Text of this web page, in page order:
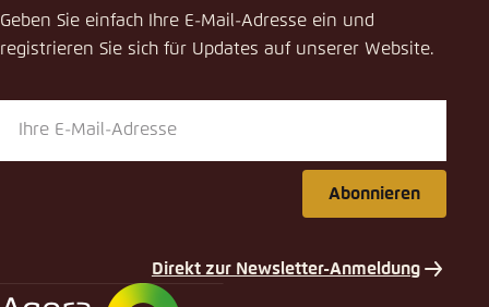
Geben Sie einfach Ihre E-Mail-Adresse ein und
registrieren Sie sich für Updates auf unserer Website.
Abonnieren
Direkt zur Newsletter-Anmeldung